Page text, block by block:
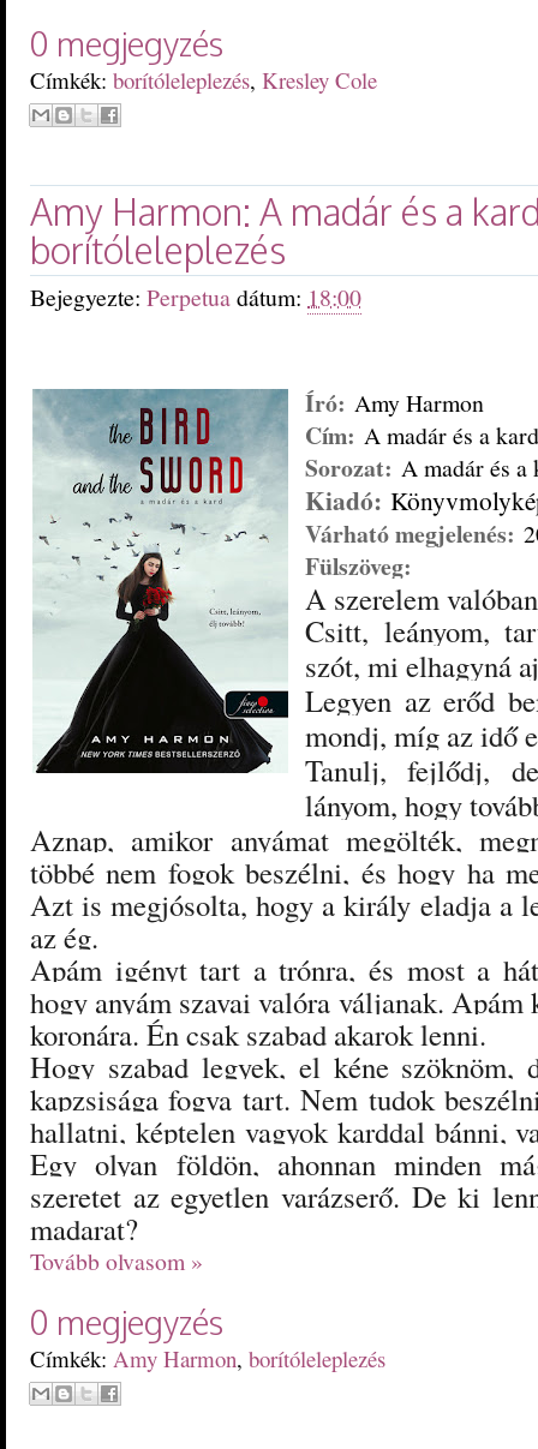
0 megjegyzés
Címkék: borítóleleplezés, Kresley Cole
Amy Harmon: A madár és a
borítóleleplezés
Bejegyezte: Perpetuadátum: 18:00
Író: Amy Harmon
Cím: A madár és a kard
Sorozat: A madár és
Kiadó:
Várható megjelenés:
Fülszöveg:
A szerelem
Csitt, leányom,
szót, mi elhagyná
Legyen az erőd
mondj, míg az idő
Tanulj, fejlődj,
lányom, hogy
Aznap, amikor anyámat megölték,
többé nem fogok beszélni, és hogy ha
Azt is megjósolta, hogy a király eladja a
az ég.
Apám igényt tart a trónra, és most a
hogy anyám szavai valóra váljanak. Apám
koronára. Én csak szabad akarok lenni.
Hogy szabad legyek, el kéne szöknöm,
kapzsisága fogva tart. Nem tudok
hallatni, képtelen vagyok karddal bánni,
Egy olyan földön, ahonnan minden
szeretet az egyetlen varázserő. De ki
madarat?
Tovább olvasom »
0 megjegyzés
Címkék: Amy Harmon, borítóleleplezés